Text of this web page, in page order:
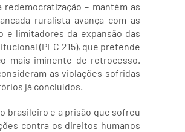
– mantém as
ruralista avança com as
limitadores da expansão das
(PEC 215), que pretende
mais iminente de retrocesso.
as violações sofridas
já concluídos.
brasileiro e a prisão que sofreu
contra os direitos humanos